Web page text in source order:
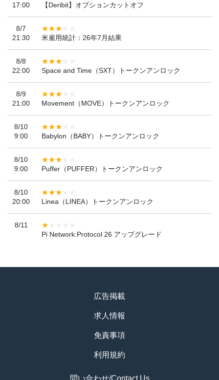
17:00
【Deribit】オプションカットオフ
8/7
21:30
米雇用統計：26年7月結果
8/8
22:00
Space and Time（SXT）トークンアンロック
8/9
21:00
Movement（MOVE）トークンアンロック
8/10
9:00
Babylon（BABY）トークンアンロック
8/10
9:00
Puffer（PUFFER）トークンアンロック
8/10
20:00
Linea（LINEA）トークンアンロック
8/11
Pi Network:Protocol 26 アップグレード
広告掲載
求人情報
免責事項
利用規約
問い合わせ/Contact Us